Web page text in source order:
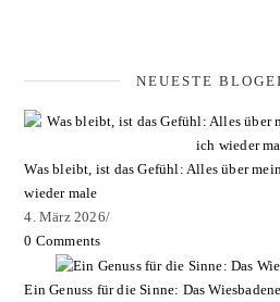
NEUESTE
Was bleibt, ist das Gefühl: Alles über
wieder male
4. März 2026/
0 Comments
Ein Genuss für die Sinne: Das